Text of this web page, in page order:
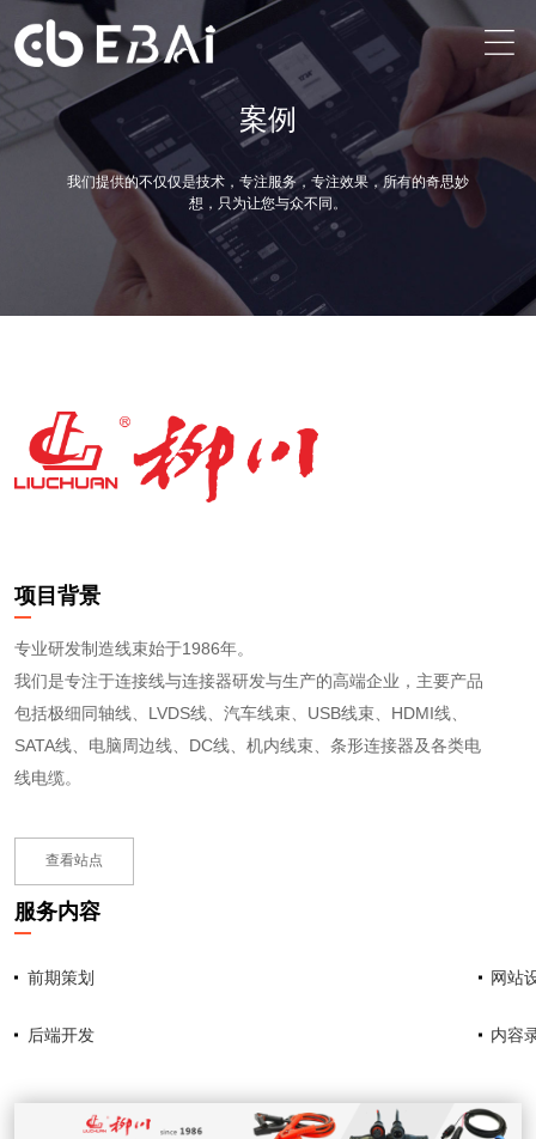
案例
我们提供的不仅仅是技术，专注服务，专注效果，所有的奇思妙
想，只为让您与众不同。
项目背景
专业研发制造线束始于1986年。
我们是专注于连接线与连接器研发与生产的高端企业，主要产品
包括极细同轴线、LVDS线、汽车线束、USB线束、HDMI线、
SATA线、电脑周边线、DC线、机内线束、条形连接器及各类电
线电缆。
查看站点
服务内容
前期策划 网站
后端开发 内容